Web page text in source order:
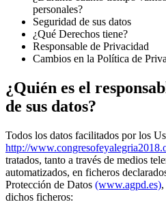
personales?
Seguridad de sus datos
¿Qué Derechos tiene?
Responsable de Privacidad
Cambios en la Política de
¿Quién es el
de sus datos?
Todos los datos facilitados por los
http://
tratados, tanto a través de medios
automatizados, en ficheros
Protección de Datos (www.agpd.es)
dichos ficheros: